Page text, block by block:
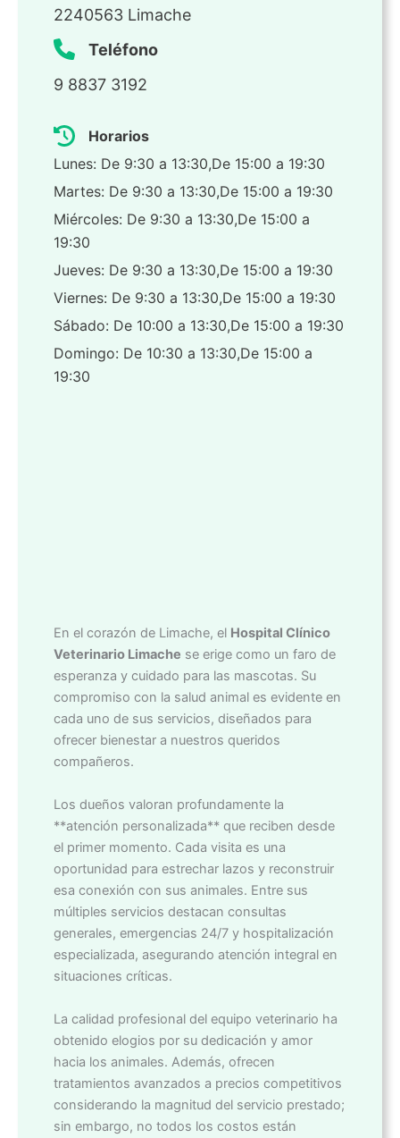
2240563 Limache
Teléfono
9 8837 3192
Horarios
Lunes: De 9:30 a 13:30,De 15:00 a 19:30
Martes: De 9:30 a 13:30,De 15:00 a 19:30
Miércoles: De 9:30 a 13:30,De 15:00 a
19:30
Jueves: De 9:30 a 13:30,De 15:00 a 19:30
Viernes: De 9:30 a 13:30,De 15:00 a 19:30
Sábado: De 10:00 a 13:30,De 15:00 a 19:30
Domingo: De 10:30 a 13:30,De 15:00 a
19:30
En el corazón de Limache, el Hospital Clínico
Veterinario Limache se erige como un faro de
esperanza y cuidado para las mascotas. Su
compromiso con la salud animal es evidente en
cada uno de sus servicios, diseñados para
ofrecer bienestar a nuestros queridos
compañeros.
Los dueños valoran profundamente la
**atención personalizada** que reciben desde
el primer momento. Cada visita es una
oportunidad para estrechar lazos y reconstruir
esa conexión con sus animales. Entre sus
múltiples servicios destacan consultas
generales, emergencias 24/7 y hospitalización
especializada, asegurando atención integral en
situaciones críticas.
La calidad profesional del equipo veterinario ha
obtenido elogios por su dedicación y amor
hacia los animales. Además, ofrecen
tratamientos avanzados a precios competitivos
considerando la magnitud del servicio prestado;
sin embargo, no todos los costos están